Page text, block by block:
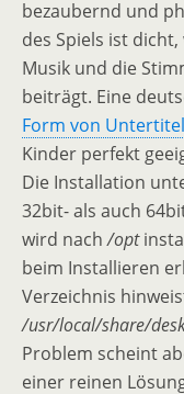
bezaubernd und
des Spiels ist
Musik und die
beiträgt. Eine
Form von
Kinder perfekt
Die Installation
32bit- als auch
wird nach/opt
beim Installieren
Verzeichnis
/usr/local/share/
Problem scheint
einer reinen